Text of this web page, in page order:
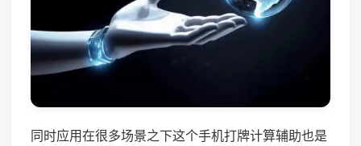
同时应用在很多场景之下这个手机打牌计算辅助也是